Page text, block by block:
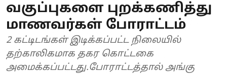
வகுப்புகளை புறக்கணித்து
மாணவர்கள் போராட்டம்
2 கட்டிடங்கள் இடிக்கப்பட்ட நிலையில்
தற்காலிகமாக தகர கொட்டகை
அமைக்கப்பட்டது.போராட்டத்தால் அங்கு